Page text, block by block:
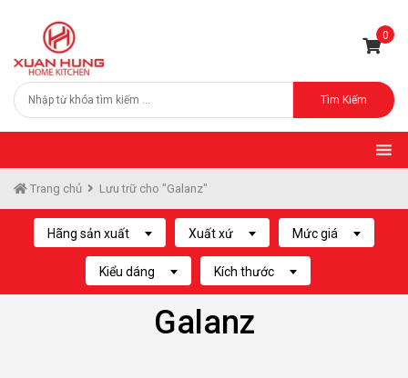
0
Tìm Kiếm
Trang chủ Lưu trữ cho "Galanz"
Hãng sản xuất Xuất xứ Mức giá
Kiểu dáng Kích thước
Galanz